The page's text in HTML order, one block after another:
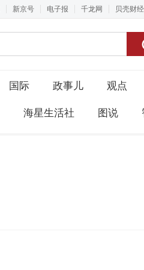
新京号 电子报 千龙网 贝壳财经
国际 政事儿 观点
海星生活社 图说